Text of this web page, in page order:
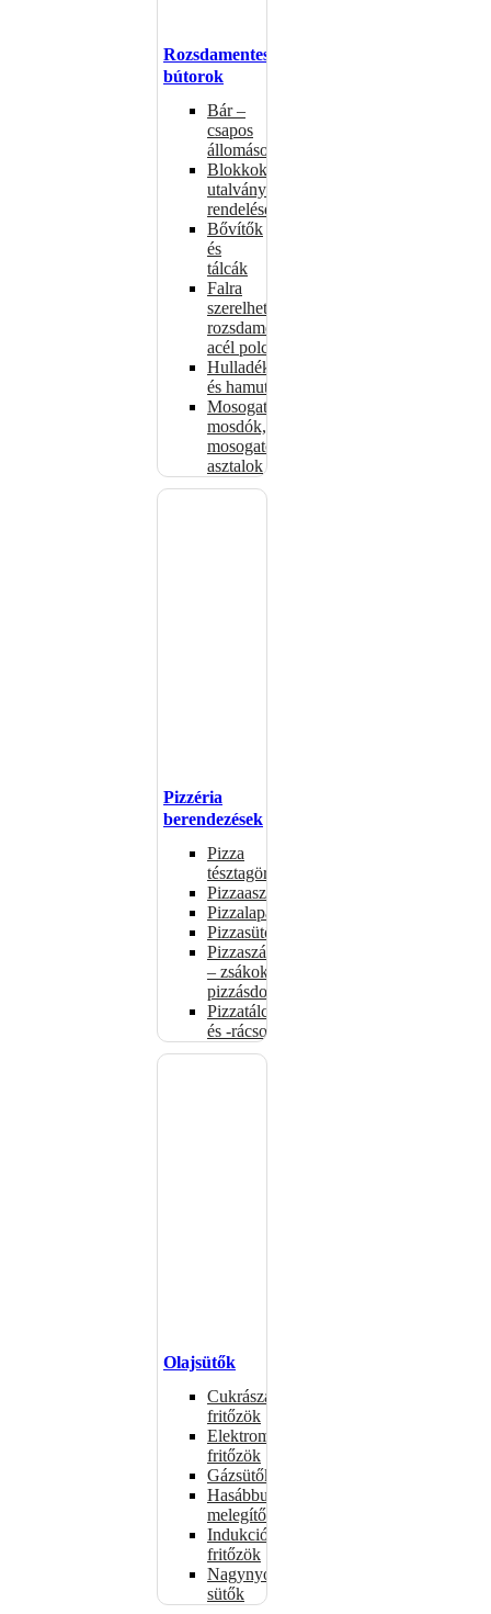
Rozsdamentes
bútorok
Bár –
csapos
állomások
Blokkok
utalványokhoz,
rendelésekhez
Bővítők
és
tálcák
Falra
szerelhető
rozsdamentes
acél polcok
Hulladékkosarak
és hamutartók
Mosogatók,
mosdók,
mosogató
asztalok
Pizzéria
berendezések
Pizza
tésztagörgők
Pizzaasztalok
Pizzalapátok
Pizzasütők
Pizzaszállítás
– zsákok,
pizzásdobozok
Pizzatálcák
és -rácsok
Olajsütők
Cukrászati
fritőzök
Elektromos
fritőzök
Gázsütők
Hasábburgonya
melegítők
Indukciós
fritőzök
Nagynyomású
sütők